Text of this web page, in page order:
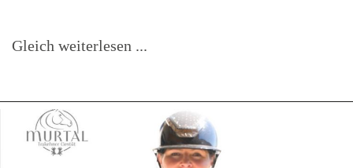
Gleich weiterlesen ...